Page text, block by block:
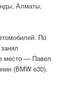
Алматы,
По
место — Павел
(BMW e30).